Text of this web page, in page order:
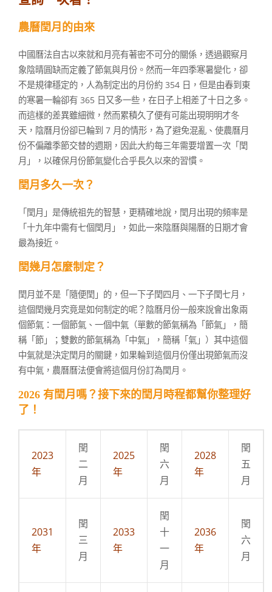
農曆閏月的由來
中國曆法自古以來就和月亮有著密不可分的關係，透過觀察月
象陰晴圓缺而定義了節氣與月份。然而一年四季寒暑變化，卻
不是規律穩定的，人為制定出的月份約 354 日，但是由春到東
的寒暑一輪卻有 365 日又多一些，在日子上相差了十日之多。
而這樣的差異雖細微，然而累積久了便有可能出現明明才冬
天，陰曆月份卻已輪到 7 月的情形，為了避免混亂、使農曆月
份不偏離季節交替的週期，因此大約每三年需要增置一次「閏
月」，以確保月份節氣變化合乎長久以來的習慣。
閏月多久一次？
「閏月」是傳統祖先的智慧，更精確地說，閏月出現的頻率是
「十九年中需有七個閏月」，如此一來陰曆與陽曆的日期才會
最為接近。
閏幾月怎麼制定？
閏月並不是「隨便閏」的，但一下子閏四月、一下子閏七月，
這個閏幾月究竟是如何制定的呢？陰曆月份一般來說會出象兩
個節氣：一個節氣、一個中氣（單數的節氣稱為「節氣」，簡
稱「節」；雙數的節氣稱為「中氣」，簡稱「氣」）其中這個
中氣就是決定閏月的關鍵，如果輪到這個月份僅出現節氣而沒
有中氣，農曆曆法便會將這個月份訂為閏月。
2026 有閏月嗎？接下來的閏月時程都幫你整理好
了！
2023
年
閏
二
月
2025
年
閏
六
月
2028
年
閏
五
月
2031
年
閏
三
月
2033
年
閏
十
一
月
2036
年
閏
六
月